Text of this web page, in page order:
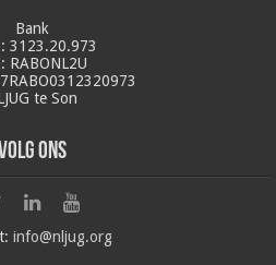
Bank
3123.20.973
RABONL2U
te Son
ons
info@nljug.org